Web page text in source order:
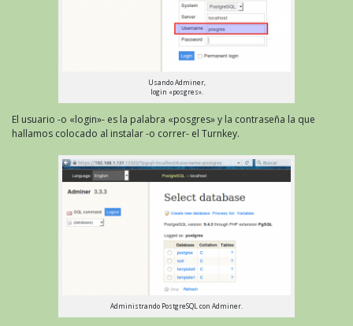
Usando Adminer,
login «posgres».
El usuario -o «login»- es la palabra «posgres» y la contraseña la que
hallamos colocado al instalar -o correr- el Turnkey.
Administrando PostgreSQL con Adminer.